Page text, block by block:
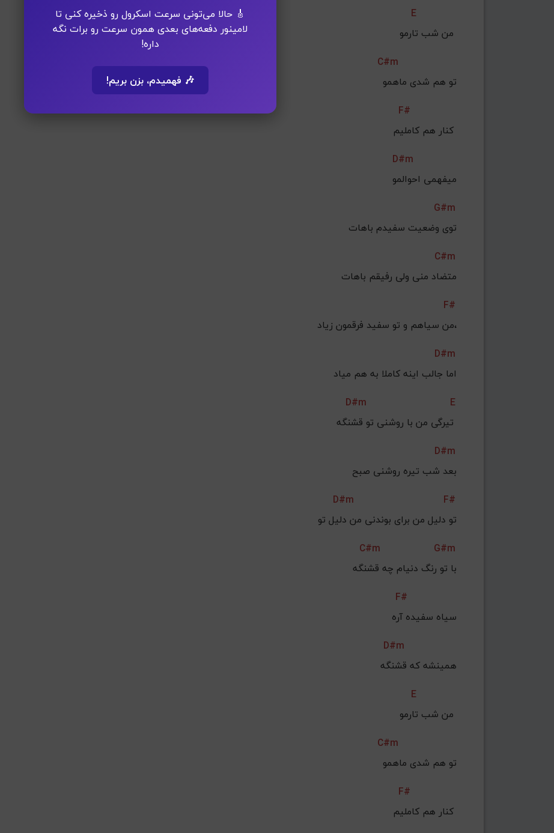
🎸 حالا می‌تونی سرعت اسکرول رو ذخیره کنی تا
لامینور دفعه‌های بعدی همون سرعت رو برات نگه
داره!
🎶 فهمیدم، بزن بریم!
E
C#m
تو هم شدی ماهمو
F#
D#m
میفهمی احوالمو
G#m
توی وضعیت سفیدم باهات
C#m
متضاد منی ولی رفیقم باهات
F#
من سیاهم و تو سفید فرقمون زیاد،
D#m
اما جالب اینه کاملا به هم میاد
D#m
E
D#m
بعد شب تیره روشنی صبح
D#m
F#
تو دلیل من برای بوندنی من دلیل تو
C#m
G#m
با تو رنگ دنیام چه قشنگه
F#
سیاه سفیده آره
D#m
همینشه که قشنگه
E
C#m
تو هم شدی ماهمو
F#